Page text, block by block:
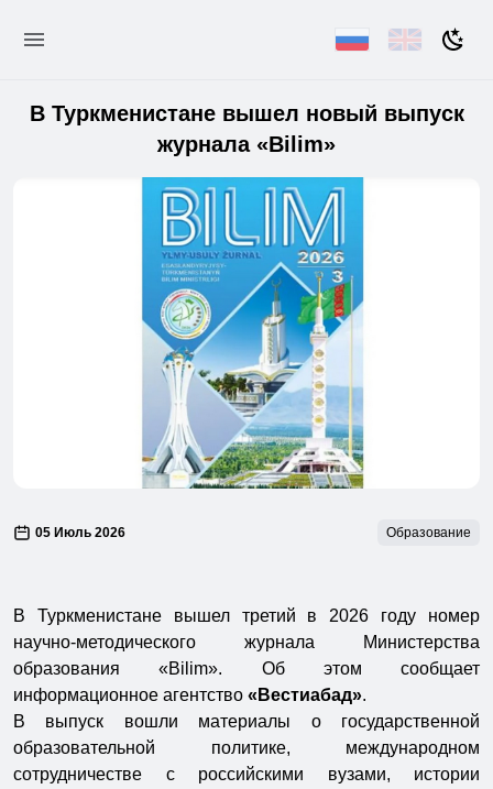
В Туркменистане вышел новый выпуск
журнала «Bilim»
05 Июль 2026 Образование
В Туркменистане вышел третий в 2026 году номер
научно-методического журнала Министерства
образования «Bilim». Об этом сообщает
информационное агентство «Вестиабад».
В выпуск вошли материалы о государственной
образовательной политике, международном
сотрудничестве с российскими вузами, истории